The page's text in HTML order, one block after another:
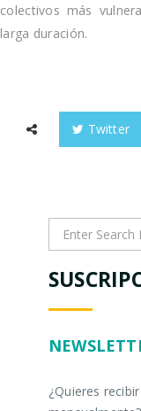
colectivos más
larga duración.
Twitter
¿Quieres